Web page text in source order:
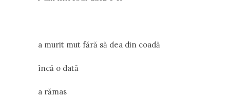
a murit mut fără să dea din coadă
încă o dată
a rămas